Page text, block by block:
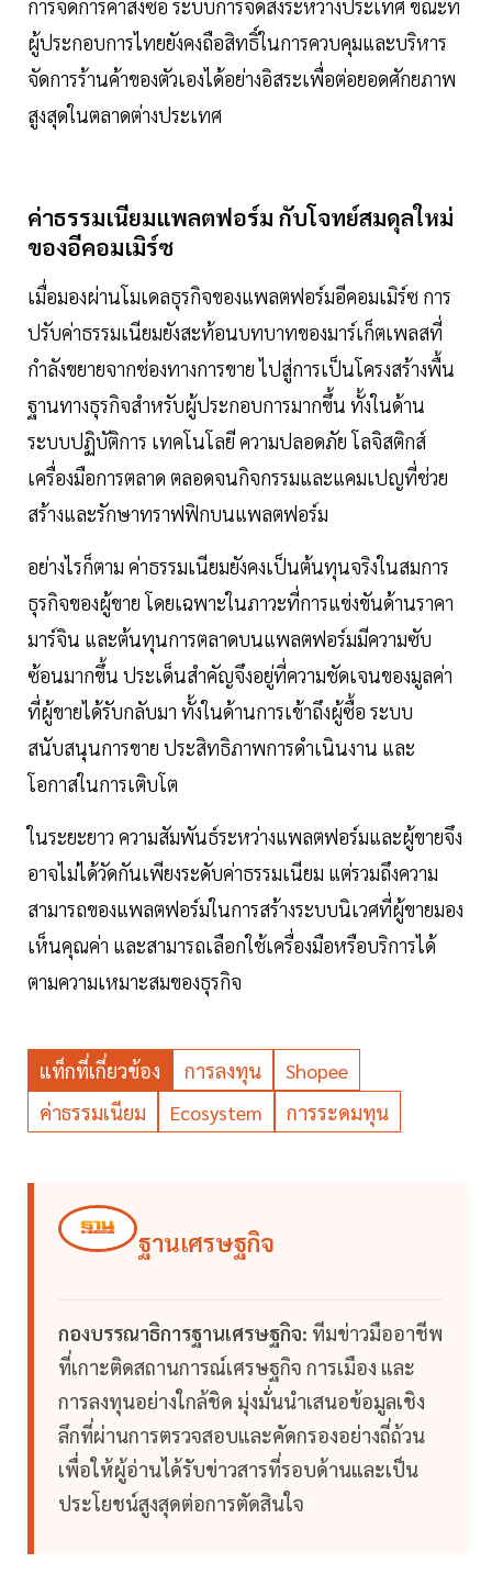
การจัดการคำสั่งซื้อ ระบบการจัดส่งระหว่างประเทศ ขณะที่
ผู้ประกอบการไทยยังคงถือสิทธิ์ในการควบคุมและบริหาร
จัดการร้านค้าของตัวเองได้อย่างอิสระเพื่อต่อยอดศักยภาพ
สูงสุดในตลาดต่างประเทศ
ค่าธรรมเนียมแพลตฟอร์ม กับโจทย์สมดุลใหม่
ของอีคอมเมิร์ซ
เมื่อมองผ่านโมเดลธุรกิจของแพลตฟอร์มอีคอมเมิร์ซ การ
ปรับค่าธรรมเนียมยังสะท้อนบทบาทของมาร์เก็ตเพลสที่
กำลังขยายจากช่องทางการขาย ไปสู่การเป็นโครงสร้างพื้น
ฐานทางธุรกิจสำหรับผู้ประกอบการมากขึ้น ทั้งในด้าน
ระบบปฏิบัติการ เทคโนโลยี ความปลอดภัย โลจิสติกส์
เครื่องมือการตลาด ตลอดจนกิจกรรมและแคมเปญที่ช่วย
สร้างและรักษาทราฟฟิกบนแพลตฟอร์ม
อย่างไรก็ตาม ค่าธรรมเนียมยังคงเป็นต้นทุนจริงในสมการ
ธุรกิจของผู้ขาย โดยเฉพาะในภาวะที่การแข่งขันด้านราคา
มาร์จิน และต้นทุนการตลาดบนแพลตฟอร์มมีความซับ
ซ้อนมากขึ้น ประเด็นสำคัญจึงอยู่ที่ความชัดเจนของมูลค่า
ที่ผู้ขายได้รับกลับมา ทั้งในด้านการเข้าถึงผู้ซื้อ ระบบ
สนับสนุนการขาย ประสิทธิภาพการดำเนินงาน และ
โอกาสในการเติบโต
ในระยะยาว ความสัมพันธ์ระหว่างแพลตฟอร์มและผู้ขายจึง
อาจไม่ได้วัดกันเพียงระดับค่าธรรมเนียม แต่รวมถึงความ
สามารถของแพลตฟอร์มในการสร้างระบบนิเวศที่ผู้ขายมอง
เห็นคุณค่า และสามารถเลือกใช้เครื่องมือหรือบริการได้
ตามความเหมาะสมของธุรกิจ
แท็กที่เกี่ยวข้อง การลงทุน
Shopee
ค่าธรรมเนียม
Ecosystem การระดมทุน
ฐานเศรษฐกิจ
กองบรรณาธิการฐานเศรษฐกิจ: ทีมข่าวมืออาชีพ
ที่เกาะติดสถานการณ์เศรษฐกิจ การเมือง และ
การลงทุนอย่างใกล้ชิด มุ่งมั่นนำเสนอข้อมูลเชิง
ลึกที่ผ่านการตรวจสอบและคัดกรองอย่างถี่ถ้วน
เพื่อให้ผู้อ่านได้รับข่าวสารที่รอบด้านและเป็น
ประโยชน์สูงสุดต่อการตัดสินใจ